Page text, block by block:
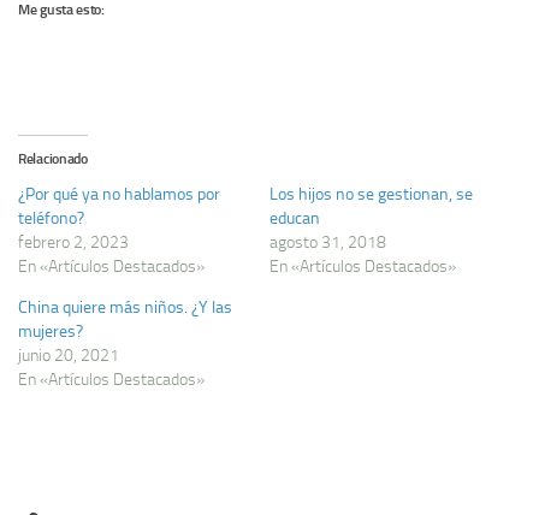
Me gusta esto:
Relacionado
¿Por qué ya no hablamos por
teléfono?
febrero 2, 2023
En «Artículos Destacados»
Los hijos no se gestionan, se
educan
agosto 31, 2018
En «Artículos Destacados»
China quiere más niños. ¿Y las
mujeres?
junio 20, 2021
En «Artículos Destacados»